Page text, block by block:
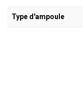
Type d'ampoule